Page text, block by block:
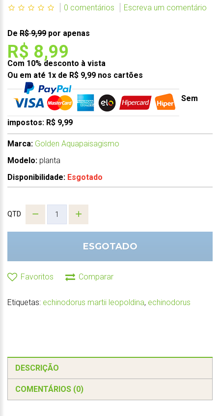
0 comentários Escreva um comentário
De R$ 9,99 por apenas
R$ 8,99
Com 10% desconto à vista
Ou em até 1x de R$ 9,99 nos cartões
Sem
impostos: R$ 9,99
Marca: Golden Aquapaisagismo
Modelo: planta
Disponibilidade: Esgotado
QTD
ESGOTADO
Favoritos Comparar
Etiquetas: echinodorus martii leopoldina, echinodorus
DESCRIÇÃO
COMENTÁRIOS (0)